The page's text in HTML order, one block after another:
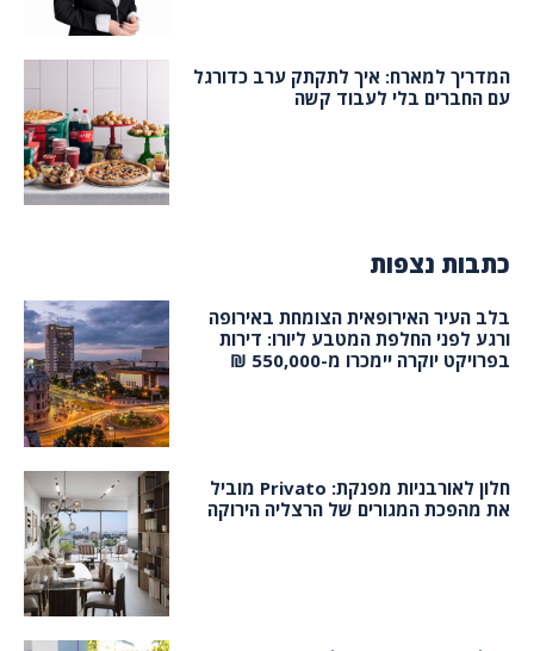
המדריך למארח: איך לתקתק ערב כדורגל
עם החברים בלי לעבוד קשה
כתבות נצפות
בלב העיר האירופאית הצומחת באירופה
ורגע לפני החלפת המטבע ליורו: דירות
בפרויקט יוקרה יימכרו מ-550,000 ₪
חלון לאורבניות מפנקת: Privato מוביל
את מהפכת המגורים של הרצליה הירוקה